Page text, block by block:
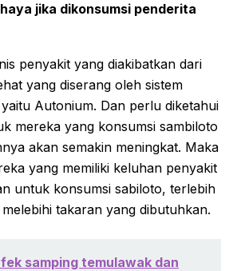
jika dikonsumsi penderita
penyakit yang diakibatkan dari
yang diserang oleh sistem
Autonium. Dan perlu diketahui
mereka yang konsumsi sambiloto
akan semakin meningkat. Maka
yang memiliki keluhan penyakit
untuk konsumsi sabiloto, terlebih
takaran yang dibutuhkan.
samping temulawak dan